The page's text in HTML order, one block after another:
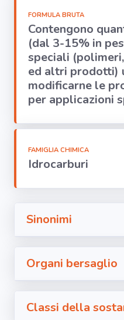
bersaglio
Visualizza
infografica
azienda
area riservata
FORMULA BRUTA
Contengono
(dal 3-15% in
speciali
ed altri prodotti)
modificarne le
per applicazioni
FAMIGLIA CHIMICA
Idrocarburi
Sinonimi
Organi bersaglio
Classi della